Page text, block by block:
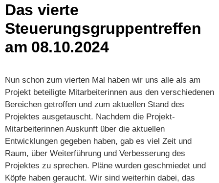
Das vierte
Steuerungsgruppentreffen
am 08.10.2024
Nun schon zum vierten Mal haben wir uns alle als am
Projekt beteiligte Mitarbeiterinnen aus den verschiedenen
Bereichen getroffen und zum aktuellen Stand des
Projektes ausgetauscht. Nachdem die Projekt-
Mitarbeiterinnen Auskunft über die aktuellen
Entwicklungen gegeben haben, gab es viel Zeit und
Raum, über Weiterführung und Verbesserung des
Projektes zu sprechen. Pläne wurden geschmiedet und
Köpfe haben geraucht. Wir sind weiterhin dabei, das